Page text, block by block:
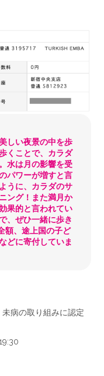
しい夜景の中を歩
くことで、カラダ
水は月の影響を受
パワーが増すと言
うに、カラダのサ
ング！また満月か
果的と言われてい
、ぜひ一緒に歩き
額、途上国の子ど
どに寄付していま
病の取り組みに認定